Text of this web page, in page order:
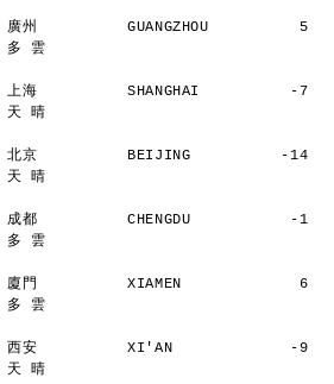
廣州          GUANGZHOU          5
多 雲
上海          SHANGHAI          -7
天 晴
北京          BEIJING          -14
天 晴
成都          CHENGDU           -1
多 雲
廈門          XIAMEN             6
多 雲
西安          XI'AN             -9
天 晴